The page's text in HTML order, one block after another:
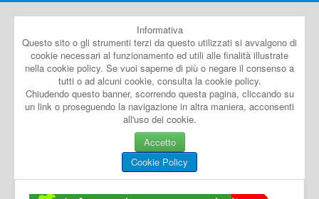
Informativa
Questo sito o gli strumenti terzi da questo utilizzati si avvalgono di
cookie necessari al funzionamento ed utili alle finalità illustrate
nella cookie policy. Se vuoi saperne di più o negare il consenso a
tutti o ad alcuni cookie, consulta la cookie policy.
Chiudendo questo banner, scorrendo questa pagina, cliccando su
un link o proseguendo la navigazione in altra maniera, acconsenti
all'uso dei cookie.
Accetto
Cookie Policy